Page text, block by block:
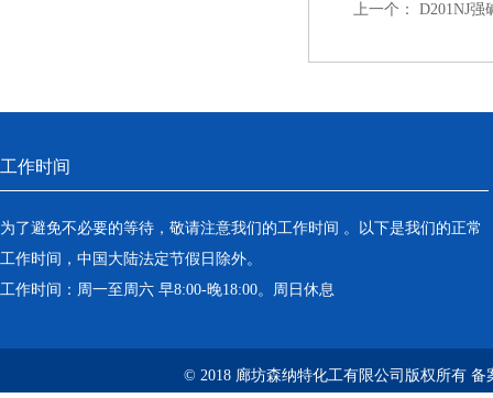
上一个： D201NJ
工作时间
为了避免不必要的等待，敬请注意我们的工作时间 。以下是我们的正常
工作时间，中国大陆法定节假日除外。
工作时间：周一至周六 早8:00-晚18:00。周日休息
© 2018 廊坊森纳特化工有限公司版权所有 备